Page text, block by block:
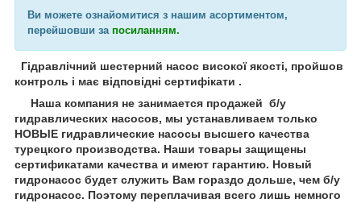
Ви можете ознайомитися з нашим асортиментом,
перейшовши за посиланням.
Гідравлічний шестерний насос високої якості, пройшов
контроль і має відповідні сертифікати .
Наша компания не занимается продажей б/у
гидравлических насосов, мы устанавливаем только
НОВЫЕ гидравлические насосы высшего качества
турецкого производства. Наши товары защищены
сертификатами качества и имеют гарантию. Новый
гидронасос будет служить Вам гораздо дольше, чем б/у
гидронасос. Поэтому переплачивая всего лишь немного